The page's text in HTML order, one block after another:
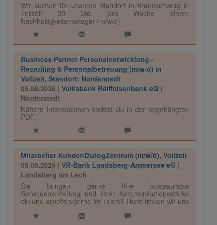
Wir suchen für unseren Standort in Braunschweig in
Teilzeit 30 Std. pro Woche einen:
Nachhaltigkeitsmanager (m/w/d)
Business Partner Personalentwicklung -
Recruiting & Personalbetreuung (m/w/d) in
Vollzeit, Standort: Norderstedt
05.08.2026 | Volksbank Raiffeisenbank eG |
Norderstedt
Nähere Informationen findest Du in der angehängten
PDF.
Mitarbeiter KundenDialogZentrum (m/w/d), Vollzeit
05.08.2026 | VR-Bank Landsberg-Ammersee eG |
Landsberg am Lech
Sie bringen gerne Ihre ausgeprägte
Serviceorientierung und Ihrer Kommunikationsstärke
ein und arbeiten gerne im Team? Dann freuen wir uns